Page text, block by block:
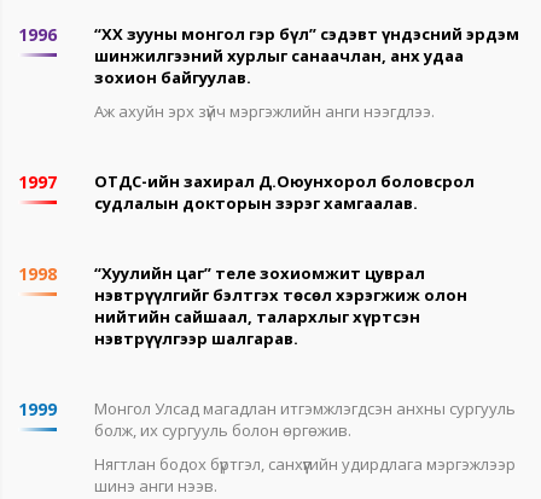
1996
“ХХ зууны монгол гэр бүл” сэдэвт үндэсний эрдэм
шинжилгээний хурлыг санаачлан, анх удаа
зохион байгуулав.
Аж ахуйн эрх зүйч мэргэжлийн анги нээгдлээ.
1997
ОТДС-ийн захирал Д.Оюунхорол боловсрол
судлалын докторын зэрэг хамгаалав.
1998
“Хуулийн цаг” теле зохиомжит цуврал
нэвтрүүлгийг бэлтгэх төсөл хэрэгжиж олон
нийтийн сайшаал, талархлыг хүртсэн
нэвтрүүлгээр шалгарав.
1999
Монгол Улсад магадлан итгэмжлэгдсэн анхны сургууль
болж, их сургууль болон өргөжив.
Нягтлан бодох бүртгэл, санхүүгийн удирдлага мэргэжлээр
шинэ анги нээв.